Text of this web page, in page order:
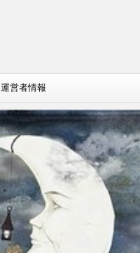
運営者情報